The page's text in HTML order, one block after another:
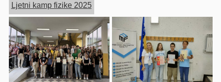
Ljetni kamp fizike 2025